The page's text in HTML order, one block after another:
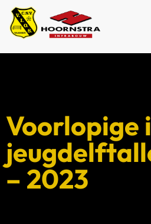
Voorlopige
– 2023